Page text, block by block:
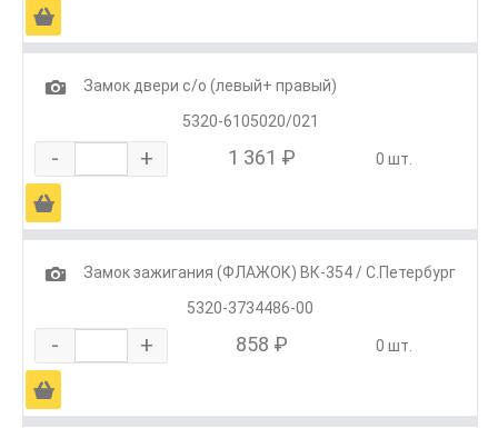
Ä
1
Замок двери с/о (левый+ правый)
5320-6105020/021
- + 1 361 ₽ 0 шт.
Ä
1
Замок зажигания (ФЛАЖОК) ВК-354 / С.Петербург
5320-3734486-00
- + 858 ₽ 0 шт.
Ä